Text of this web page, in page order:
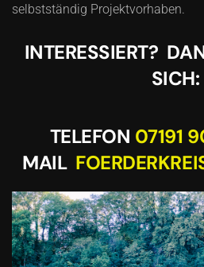
selbstständig Projektvorhaben.
INTERESSIERT?
SICH:
TELEFON 07191
MAIL